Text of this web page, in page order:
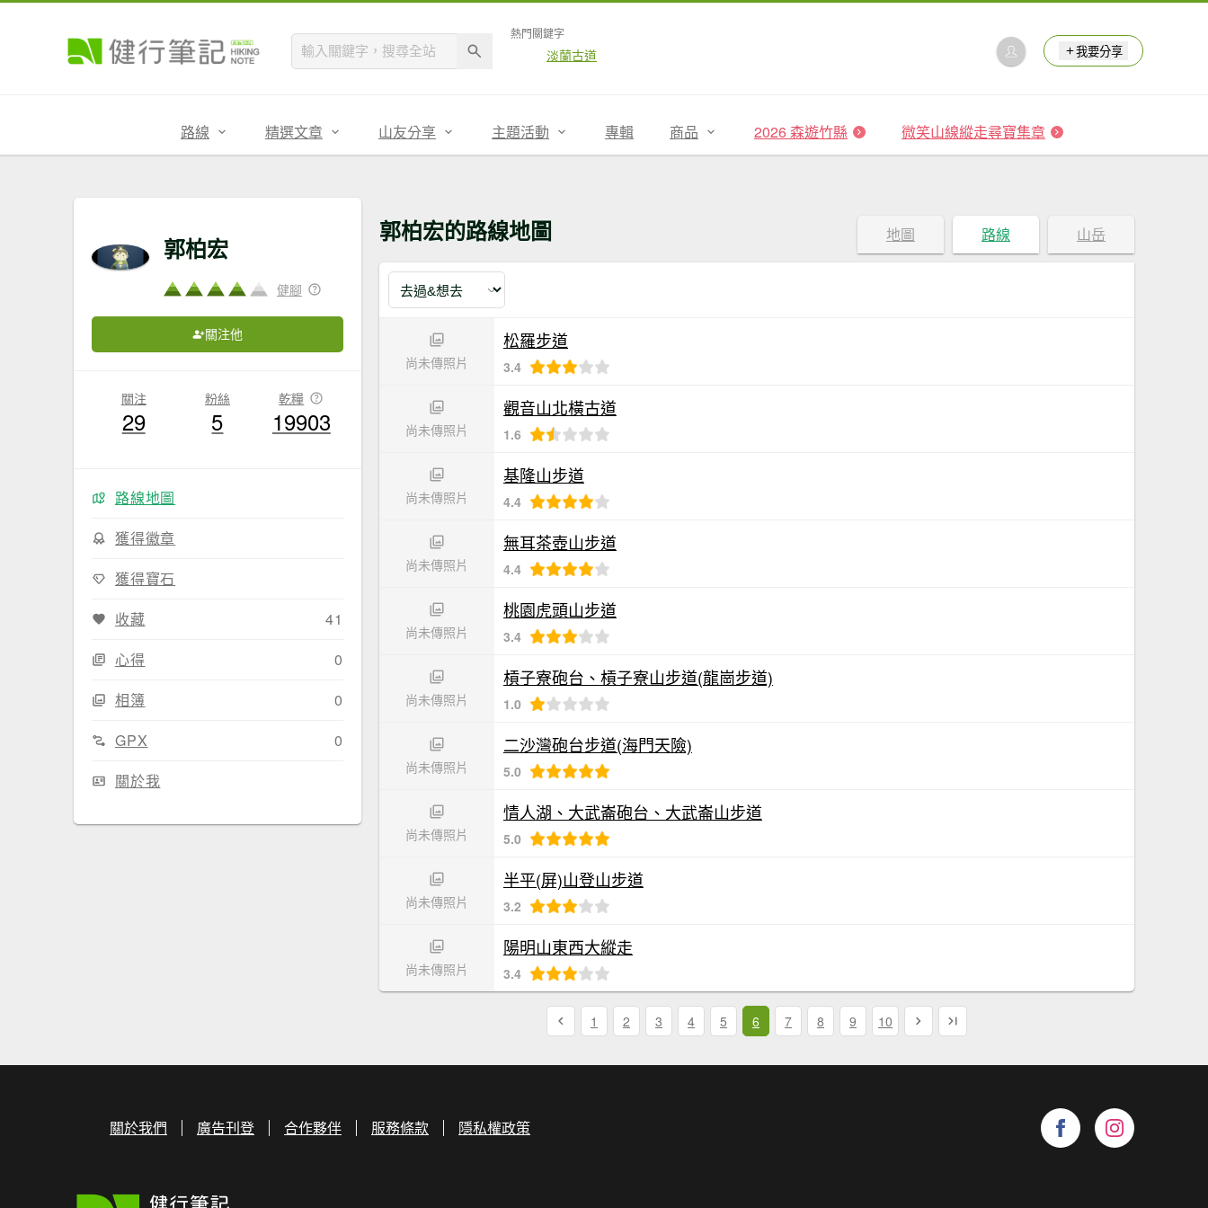
熱門關鍵字
淡蘭古道 我要分享
路線 精選文章 山友分享 主題活動 專輯 商品 2026 森遊竹縣 微笑山線縱走尋寶集章
郭柏宏
健腳
關注他
關注
29
粉絲
5
乾糧
19903
路線地圖
獲得徽章
獲得寶石
收藏
41
心得
0
相簿
0
GPX
0
關於我
郭柏宏的路線地圖 地圖 路線 山岳
尚未傳照片
松羅步道
3.4
尚未傳照片
觀音山北橫古道
1.6
尚未傳照片
基隆山步道
4.4
尚未傳照片
無耳茶壺山步道
4.4
尚未傳照片
桃園虎頭山步道
3.4
尚未傳照片
槓子寮砲台、槓子寮山步道(龍崗步道)
1.0
尚未傳照片
二沙灣砲台步道(海門天險)
5.0
尚未傳照片
情人湖、大武崙砲台、大武崙山步道
5.0
尚未傳照片
半平(屏)山登山步道
3.2
尚未傳照片
陽明山東西大縱走
3.4
1 2 3 4 5 6 7 8 9 10
關於我們 廣告刊登 合作夥伴 服務條款 隱私權政策